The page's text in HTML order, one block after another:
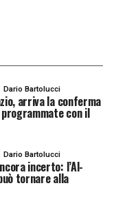
Dario Bartolucci
arriva la conferma
con il
Dario Bartolucci
incerto: l’Al-
tornare alla